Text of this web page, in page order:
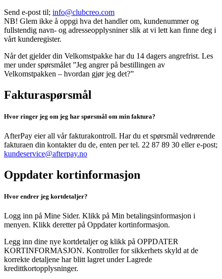
Send e-post til; info@clubcreo.com
NB! Glem ikke å oppgi hva det handler om, kundenummer og
fullstendig navn- og adresseopplysniner slik at vi lett kan finne deg i
vårt kunderegister.
Når det gjelder din Velkomstpakke har du 14 dagers angrefrist. Les
mer under spørsmålet ”Jeg angrer på bestillingen av
Velkomstpakken – hvordan gjør jeg det?”
Fakturaspørsmål
Hvor ringer jeg om jeg har spørsmål om min faktura?
AfterPay eier all vår fakturakontroll. Har du et spørsmål vedrørende
fakturaen din kontakter du de, enten per tel. 22 87 89 30 eller e-post;
kundeservice@afterpay.no
Oppdater kortinformasjon
Hvor endrer jeg kortdetaljer?
Logg inn på Mine Sider. Klikk på Min betalingsinformasjon i
menyen. Klikk deretter på Oppdater kortinformasjon.
Legg inn dine nye kortdetaljer og klikk på OPPDATER
KORTINFORMASJON. Kontroller for sikkerhets skyld at de
korrekte detaljene har blitt lagret under Lagrede
kredittkortopplysninger.